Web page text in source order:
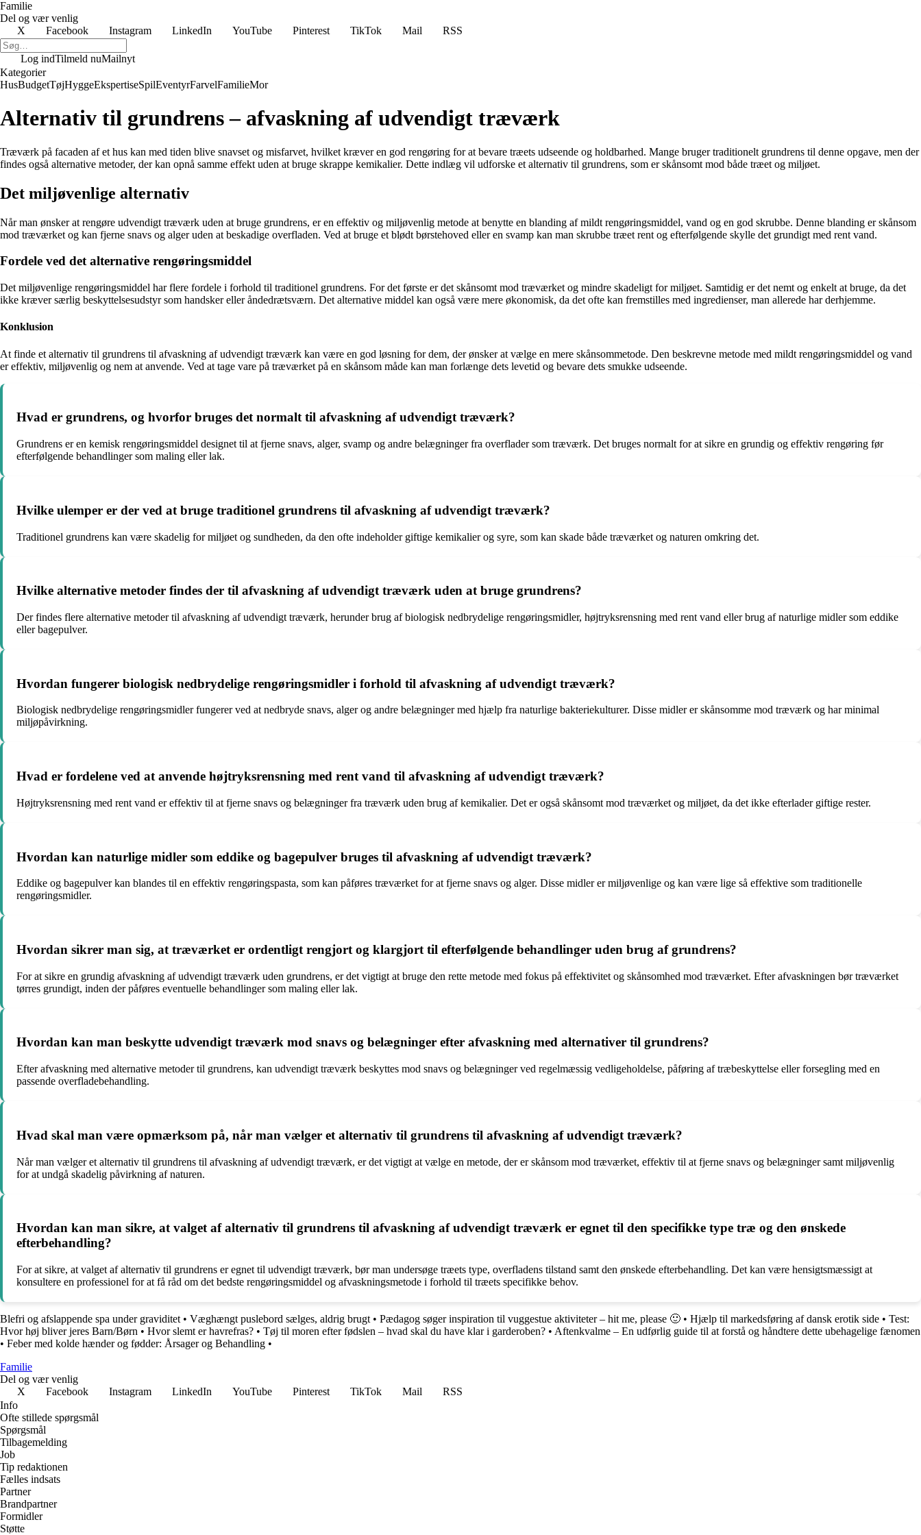
Familie
Del og vær venlig
X
Facebook Instagram LinkedIn YouTube Pinterest TikTok Mail RSS
Log indTilmeld nuMailnyt
Kategorier
HusBudgetTøjHyggeEkspertiseSpilEventyrFarvelFamilieMor
Alternativ til grundrens – afvaskning af udvendigt træværk
Træværk på facaden af et hus kan med tiden blive snavset og misfarvet, hvilket kræver en god rengøring for at bevare træets udseende og holdbarhed. Mange bruger traditionelt grundrens til denne opgave, men der
findes også alternative metoder, der kan opnå samme effekt uden at bruge skrappe kemikalier. Dette indlæg vil udforske et alternativ til grundrens, som er skånsomt mod både træet og miljøet.
Det miljøvenlige alternativ
Når man ønsker at rengøre udvendigt træværk uden at bruge grundrens, er en effektiv og miljøvenlig metode at benytte en blanding af mildt rengøringsmiddel, vand og en god skrubbe. Denne blanding er skånsom
mod træværket og kan fjerne snavs og alger uden at beskadige overfladen. Ved at bruge et blødt børstehoved eller en svamp kan man skrubbe træet rent og efterfølgende skylle det grundigt med rent vand.
Fordele ved det alternative rengøringsmiddel
Det miljøvenlige rengøringsmiddel har flere fordele i forhold til traditionel grundrens. For det første er det skånsomt mod træværket og mindre skadeligt for miljøet. Samtidig er det nemt og enkelt at bruge, da det
ikke kræver særlig beskyttelsesudstyr som handsker eller åndedrætsværn. Det alternative middel kan også være mere økonomisk, da det ofte kan fremstilles med ingredienser, man allerede har derhjemme.
Konklusion
At finde et alternativ til grundrens til afvaskning af udvendigt træværk kan være en god løsning for dem, der ønsker at vælge en mere skånsommetode. Den beskrevne metode med mildt rengøringsmiddel og vand
er effektiv, miljøvenlig og nem at anvende. Ved at tage vare på træværket på en skånsom måde kan man forlænge dets levetid og bevare dets smukke udseende.
Hvad er grundrens, og hvorfor bruges det normalt til afvaskning af udvendigt træværk?
Grundrens er en kemisk rengøringsmiddel designet til at fjerne snavs, alger, svamp og andre belægninger fra overflader som træværk. Det bruges normalt for at sikre en grundig og effektiv rengøring før
efterfølgende behandlinger som maling eller lak.
Hvilke ulemper er der ved at bruge traditionel grundrens til afvaskning af udvendigt træværk?
Traditionel grundrens kan være skadelig for miljøet og sundheden, da den ofte indeholder giftige kemikalier og syre, som kan skade både træværket og naturen omkring det.
Hvilke alternative metoder findes der til afvaskning af udvendigt træværk uden at bruge grundrens?
Der findes flere alternative metoder til afvaskning af udvendigt træværk, herunder brug af biologisk nedbrydelige rengøringsmidler, højtryksrensning med rent vand eller brug af naturlige midler som eddike
eller bagepulver.
Hvordan fungerer biologisk nedbrydelige rengøringsmidler i forhold til afvaskning af udvendigt træværk?
Biologisk nedbrydelige rengøringsmidler fungerer ved at nedbryde snavs, alger og andre belægninger med hjælp fra naturlige bakteriekulturer. Disse midler er skånsomme mod træværk og har minimal
miljøpåvirkning.
Hvad er fordelene ved at anvende højtryksrensning med rent vand til afvaskning af udvendigt træværk?
Højtryksrensning med rent vand er effektiv til at fjerne snavs og belægninger fra træværk uden brug af kemikalier. Det er også skånsomt mod træværket og miljøet, da det ikke efterlader giftige rester.
Hvordan kan naturlige midler som eddike og bagepulver bruges til afvaskning af udvendigt træværk?
Eddike og bagepulver kan blandes til en effektiv rengøringspasta, som kan påføres træværket for at fjerne snavs og alger. Disse midler er miljøvenlige og kan være lige så effektive som traditionelle
rengøringsmidler.
Hvordan sikrer man sig, at træværket er ordentligt rengjort og klargjort til efterfølgende behandlinger uden brug af grundrens?
For at sikre en grundig afvaskning af udvendigt træværk uden grundrens, er det vigtigt at bruge den rette metode med fokus på effektivitet og skånsomhed mod træværket. Efter afvaskningen bør træværket
tørres grundigt, inden der påføres eventuelle behandlinger som maling eller lak.
Hvordan kan man beskytte udvendigt træværk mod snavs og belægninger efter afvaskning med alternativer til grundrens?
Efter afvaskning med alternative metoder til grundrens, kan udvendigt træværk beskyttes mod snavs og belægninger ved regelmæssig vedligeholdelse, påføring af træbeskyttelse eller forsegling med en
passende overfladebehandling.
Hvad skal man være opmærksom på, når man vælger et alternativ til grundrens til afvaskning af udvendigt træværk?
Når man vælger et alternativ til grundrens til afvaskning af udvendigt træværk, er det vigtigt at vælge en metode, der er skånsom mod træværket, effektiv til at fjerne snavs og belægninger samt miljøvenlig
for at undgå skadelig påvirkning af naturen.
Hvordan kan man sikre, at valget af alternativ til grundrens til afvaskning af udvendigt træværk er egnet til den specifikke type træ og den ønskede
efterbehandling?
For at sikre, at valget af alternativ til grundrens er egnet til udvendigt træværk, bør man undersøge træets type, overfladens tilstand samt den ønskede efterbehandling. Det kan være hensigtsmæssigt at
konsultere en professionel for at få råd om det bedste rengøringsmiddel og afvaskningsmetode i forhold til træets specifikke behov.
Blefri og afslappende spa under graviditet • Væghængt puslebord sælges, aldrig brugt • Pædagog søger inspiration til vuggestue aktiviteter – hit me, please 🙂 • Hjælp til markedsføring af dansk erotik side • Test:
Hvor høj bliver jeres Barn/Børn • Hvor slemt er havrefras? • Tøj til moren efter fødslen – hvad skal du have klar i garderoben? • Aftenkvalme – En udførlig guide til at forstå og håndtere dette ubehagelige fænomen
• Feber med kolde hænder og fødder: Årsager og Behandling •
Familie
Del og vær venlig
X
Facebook Instagram LinkedIn YouTube Pinterest TikTok Mail
RSS
Info
Ofte stillede spørgsmål
Spørgsmål
Tilbagemelding
Job
Tip redaktionen
Fælles indsats
Partner
Brandpartner
Formidler
Støtte